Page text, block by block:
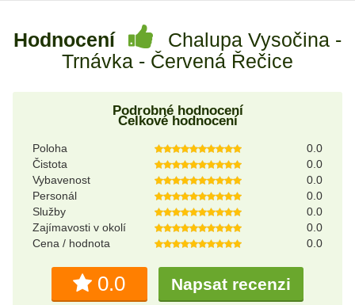
Hodnocení
Chalupa Vysočina -
Trnávka - Červená Řečice
Podrobné hodnocení
Celkové hodnocení
Poloha
0.0
Čistota
0.0
Vybavenost
0.0
Personál
0.0
Služby
0.0
Zajímavosti v okolí
0.0
Cena / hodnota
0.0
0.0 Napsat recenzi